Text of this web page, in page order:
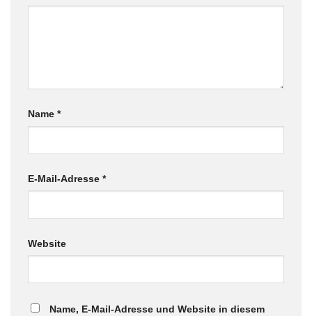
Name *
E-Mail-Adresse *
Website
Name, E-Mail-Adresse und Website in diesem